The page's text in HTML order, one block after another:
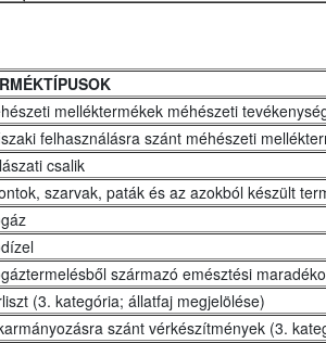
melléktermékek méhészeti
felhasználásra szánt méhészeti
csalik
szarvak, paták és az azokból készült
származó emésztési
(3. kategória; állatfaj megjelölése)
szánt vérkészítmények (3.